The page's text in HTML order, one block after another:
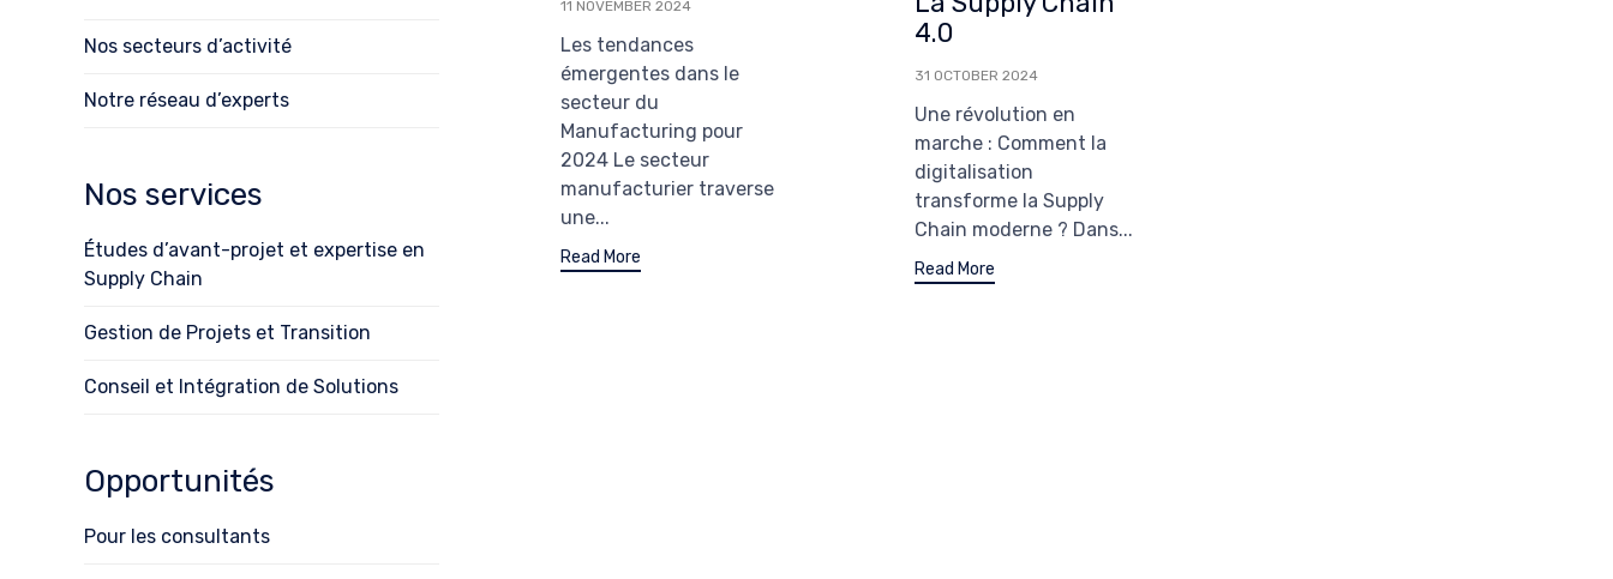
11 NOVEMBER 2024
Les tendances
émergentes dans le
secteur du
Manufacturing pour
2024 Le secteur
manufacturier traverse
une...
Read More
4.0
31 OCTOBER 2024
Une révolution en
marche : Comment la
digitalisation
transforme la Supply
Chain moderne ? Dans...
Read More
Nos secteurs d’activité
Notre réseau d’experts
Nos services
Études d’avant-projet et expertise en
Supply Chain
Gestion de Projets et Transition
Conseil et Intégration de Solutions
Opportunités
Pour les consultants